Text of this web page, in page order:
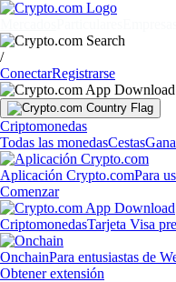
/
ConectarRegistrarse
Criptomonedas
Todas las monedasCestas
Aplicación Crypto.comPara
Comenzar
CriptomonedasTarjeta Visa
OnchainPara entusiastas de
Obtener extensión